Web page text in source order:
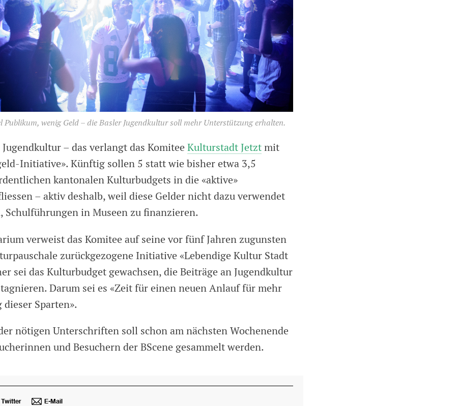
Publikum, wenig Geld – die Basler Jugendkultur soll mehr Unterstützung erhalten.
– das verlangt das Komitee Kulturstadt Jetztmit
Initiative». Künftig sollen 5 statt wie bisher etwa 3,5
kantonalen Kulturbudgets in die «aktive»
– aktiv deshalb, weil diese Gelder nicht dazu verwendet
Schulführungen in Museen zu finanzieren.
verweist das Komitee auf seine vor fünf Jahren zugunsten
zurückgezogene Initiative «Lebendige Kultur Stadt
sei das Kulturbudget gewachsen, die Beiträge an Jugendkultur
Darum sei es «Zeit für einen neuen Anlauf für mehr
Sparten».
nötigen Unterschriften soll schon am nächsten Wochenende
und Besuchern der BScene gesammelt werden.
Twitter E-Mail